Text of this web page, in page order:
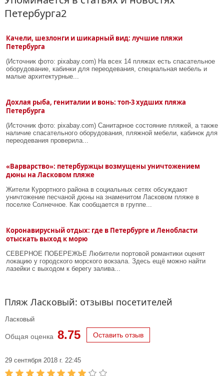
Петербурга2
Качели, шезлонги и шикарный вид: лучшие пляжи
Петербурга
(Источник фото: pixabay.com) На всех 14 пляжах есть спасательное
оборудование, кабинки для переодевания, специальная мебель и
малые архитектурные...
Дохлая рыба, гениталии и вонь: топ-3 худших пляжа
Петербурга
(Источник фото: pixabay.com) Санитарное состояние пляжей, а также
наличие спасательного оборудования, пляжной мебели, кабинок для
переодевания проверила...
«Варварство»: петербуржцы возмущены уничтожением
дюны на Ласковом пляже
Жители Курортного района в социальных сетях обсуждают
уничтожение песчаной дюны на знаменитом Ласковом пляже в
поселке Солнечное. Как сообщается в группе...
Коронавирусный отдых: где в Петербурге и Ленобласти
отыскать выход к морю
СЕВЕРНОЕ ПОБЕРЕЖЬЕ Любители портовой романтики оценят
локацию у городского морского вокзала. Здесь ещё можно найти
лазейки с выходом к берегу залива...
Пляж Ласковый: отзывы посетителей
Ласковый
Общая оценка 8.75 Оставить отзыв
29 сентября 2018 г. 22:45